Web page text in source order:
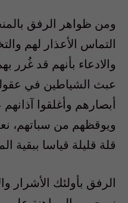
ومن ظواهر الرفق
التماس الأعذار لهم
والادعاء بأنهم قد
عبث الشياطين في
أبصارهم وأغلقوا
ويوقظهم من سباتهم،
قلة قليلة قياسا ببقية
الرفق بأولئك الأشرار